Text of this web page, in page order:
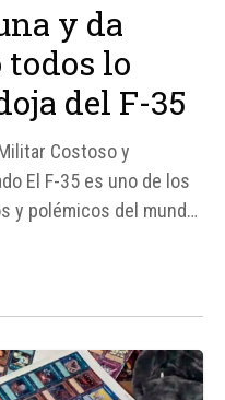
y da
todos lo
del F-35
Costoso y
El F-35 es uno de los
y polémicos del mundo.
solicitado por Estados